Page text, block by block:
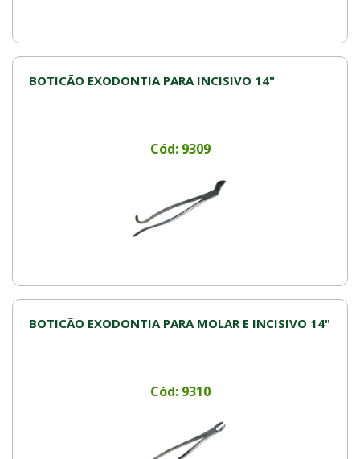
BOTICÃO EXODONTIA PARA INCISIVO 14"
Cód: 9309
BOTICÃO EXODONTIA PARA MOLAR E INCISIVO 14"
Cód: 9310